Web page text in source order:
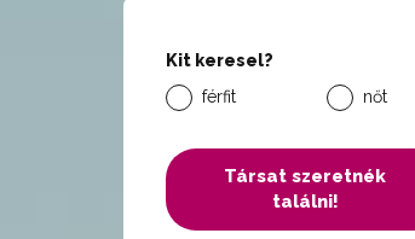
Kit keresel?
férfit
nőt
Társat szeretnék
találni!